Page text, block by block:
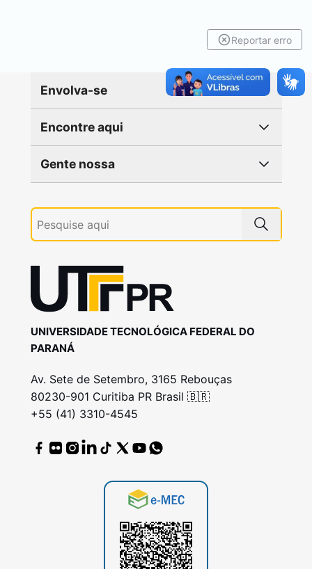
Reportar erro
Envolva-se
Encontre aqui
Gente nossa
UNIVERSIDADE TECNOLÓGICA FEDERAL DO
PARANÁ
Av. Sete de Setembro, 3165 Rebouças
80230-901 Curitiba PR Brasil 🇧🇷
+55 (41) 3310-4545